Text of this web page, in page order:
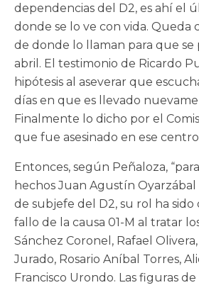
dependencias del D2, es ahí el
donde se lo ve con vida. Queda
de donde lo llaman para que se
abril. El testimonio de Ricardo
hipótesis al aseverar que
días en que es llevado
Finalmente lo dicho por el
que fue asesinado en ese
Entonces, según Peñaloza,
hechos Juan Agustín
de subjefe del D2, su rol ha sido
fallo de la causa 01-M al tratar
Sánchez Coronel, Rafael
Jurado, Rosario Aníbal Torres,
Francisco Urondo. Las figuras